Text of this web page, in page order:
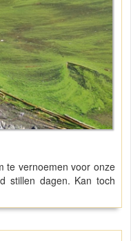
te vernoemen voor onze
stillen dagen. Kan toch